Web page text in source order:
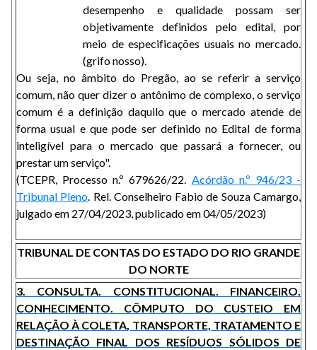
desempenho e qualidade possam ser
objetivamente definidos pelo edital, por
meio de especificações usuais no mercado.
(grifo nosso).
Ou seja, no âmbito do Pregão, ao se referir a serviço
comum, não quer dizer o antônimo de complexo, o serviço
comum é a definição daquilo que o mercado atende de
forma usual e que pode ser definido no Edital de forma
inteligível para o mercado que passará a fornecer, ou
prestar um serviço".
(TCEPR, Processo n.º 679626/22. Acórdão n.º 946/23 -
Tribunal Pleno. Rel. Conselheiro Fabio de Souza Camargo,
julgado em 27/04/2023, publicado em 04/05/2023)
TRIBUNAL DE CONTAS DO ESTADO DO RIO GRANDE
DO NORTE
3. CONSULTA. CONSTITUCIONAL. FINANCEIRO.
CONHECIMENTO. CÔMPUTO DO CUSTEIO EM
RELAÇÃO À COLETA, TRANSPORTE, TRATAMENTO E
DESTINAÇÃO FINAL DOS RESÍDUOS SÓLIDOS DE